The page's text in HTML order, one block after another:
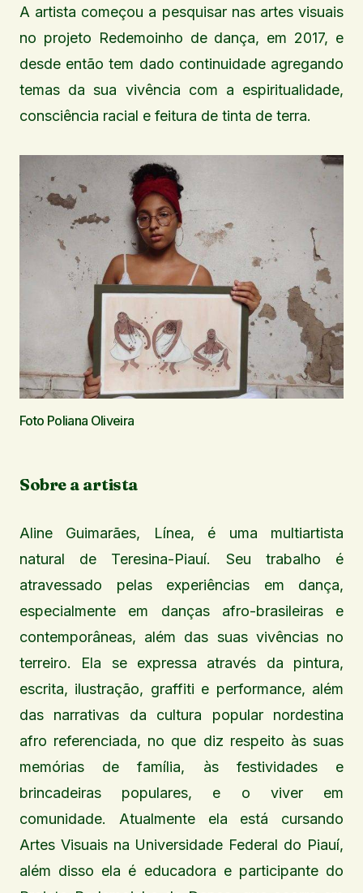
A artista começou a pesquisar nas artes visuais
no projeto Redemoinho de dança, em 2017, e
desde então tem dado continuidade agregando
temas da sua vivência com a espiritualidade,
consciência racial e feitura de tinta de terra.
Foto Poliana Oliveira
Sobre a artista
Aline Guimarães, Línea, é uma multiartista
natural de Teresina-Piauí. Seu trabalho é
atravessado pelas experiências em dança,
especialmente em danças afro-brasileiras e
contemporâneas, além das suas vivências no
terreiro. Ela se expressa através da pintura,
escrita, ilustração, graffiti e performance, além
das narrativas da cultura popular nordestina
afro referenciada, no que diz respeito às suas
memórias de família, às festividades e
brincadeiras populares, e o viver em
comunidade. Atualmente ela está cursando
Artes Visuais na Universidade Federal do Piauí,
além disso ela é educadora e participante do